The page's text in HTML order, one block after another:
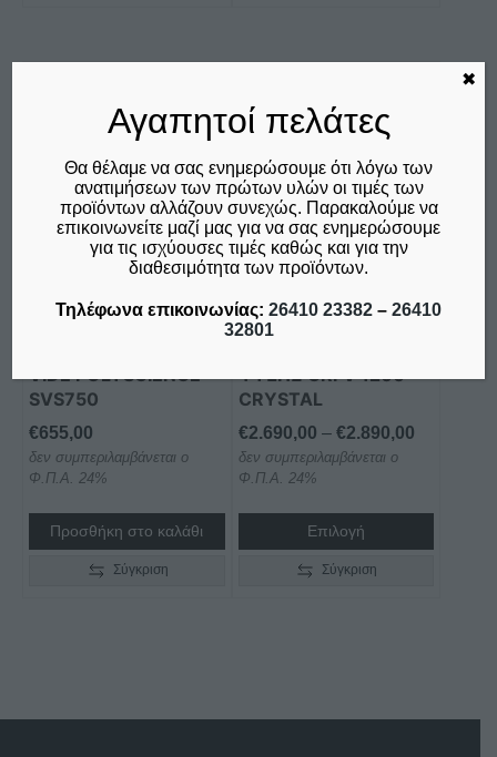
ΣΥΣΚΕΥΗ
IMMERSION
VIDE POLYSCIENCE
SVS750
€655,00
δεν συμπεριλαμβάνεται ο
Φ.Π.Α. 24%
Προσθήκη στο καλάθι
Σύγκριση
ΚΑΘΕΤΗ ΔΙΠΛΗ
ΒΙΤΡΙΝΑ ΚΑΤΑΨΥΞΗ
ΨΥΞΗΣ CRFV 1200
CRYSTAL
€2.690,00 – €2.890,00Price
through
δεν συμπεριλαμβάνεται ο
Φ.Π.Α. 24%
Επιλογή
το
προϊόν
πολλαπλές
παραλλαγές.
Οι
επιλογές
να
σελίδα
του
προϊόντος
Σύγκριση
Αγαπητοί πελάτες
Θα θέλαμε να σας ενημερώσουμε ότι λόγω των
ανατιμήσεων των πρώτων υλών οι τιμές των
προϊόντων αλλάζουν συνεχώς. Παρακαλούμε να
επικοινωνείτε μαζί μας για να σας ενημερώσουμε
για τις ισχύουσες τιμές καθώς και για την
διαθεσιμότητα των προϊόντων.
Τηλέφωνα επικοινωνίας: 26410 23382 – 26410
32801
✖